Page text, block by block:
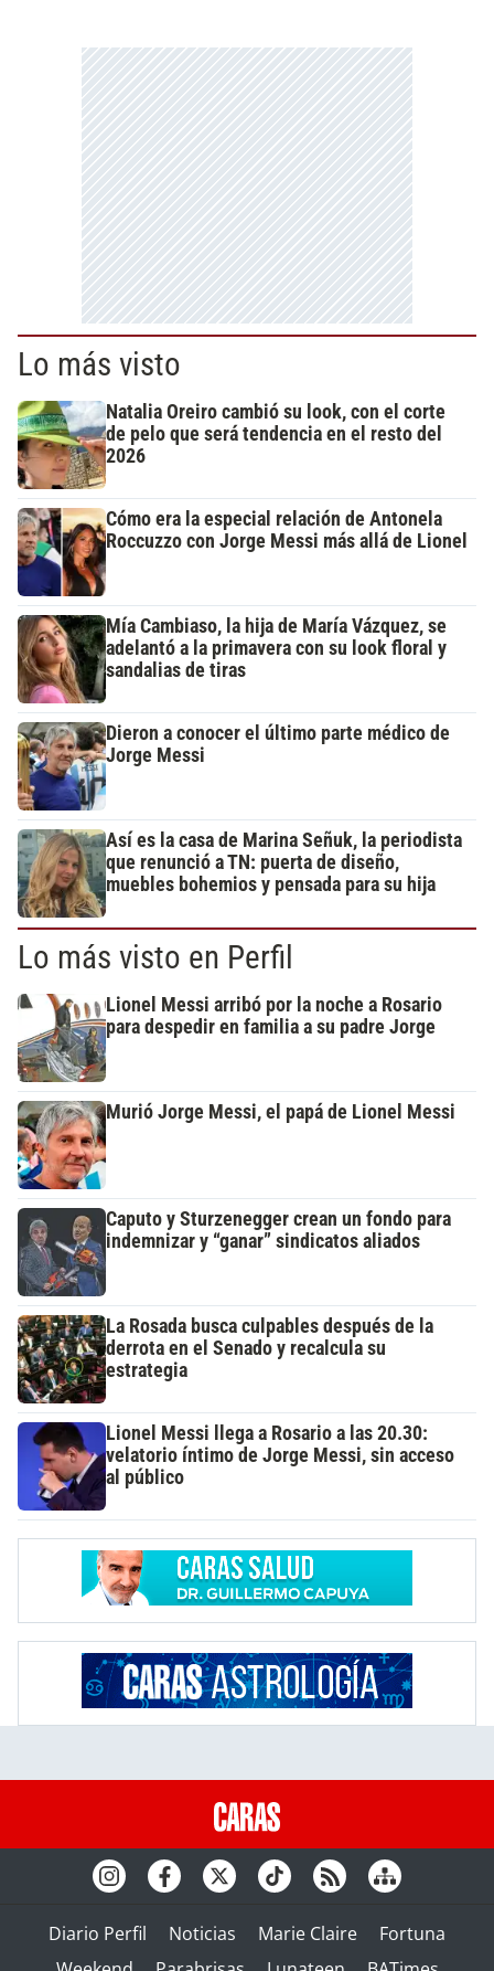
Lo más visto
Natalia Oreiro cambió su look, con el corte
de pelo que será tendencia en el resto del
2026
Cómo era la especial relación de Antonela
Roccuzzo con Jorge Messi más allá de Lionel
Mía Cambiaso, la hija de María Vázquez, se
adelantó a la primavera con su look floral y
sandalias de tiras
Dieron a conocer el último parte médico de
Jorge Messi
Así es la casa de Marina Señuk, la periodista
que renunció a TN: puerta de diseño,
muebles bohemios y pensada para su hija
Lo más visto en Perfil
Lionel Messi arribó por la noche a Rosario
para despedir en familia a su padre Jorge
Murió Jorge Messi, el papá de Lionel Messi
Caputo y Sturzenegger crean un fondo para
indemnizar y “ganar” sindicatos aliados
La Rosada busca culpables después de la
derrota en el Senado y recalcula su
estrategia
Lionel Messi llega a Rosario a las 20.30:
velatorio íntimo de Jorge Messi, sin acceso
al público
Diario Perfil Noticias Marie Claire
Fortuna